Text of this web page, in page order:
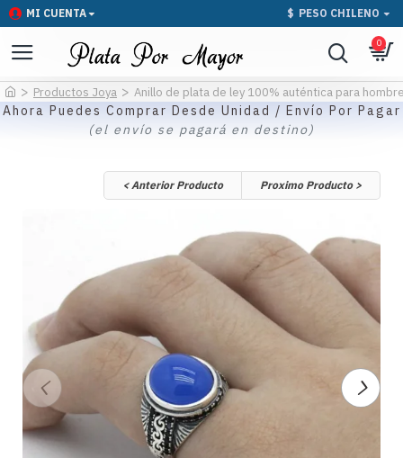
MI CUENTA $ PESO CHILENO
0
Productos Joya Anillo de plata de ley 100% auténtica para
Ahora Puedes Comprar Desde Unidad / Envío Por Pagar
(el envío se pagará en destino)
< Anterior Producto Proximo Producto >